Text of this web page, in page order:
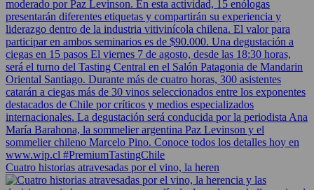
Cuatro historias atravesadas por el vino, la heren